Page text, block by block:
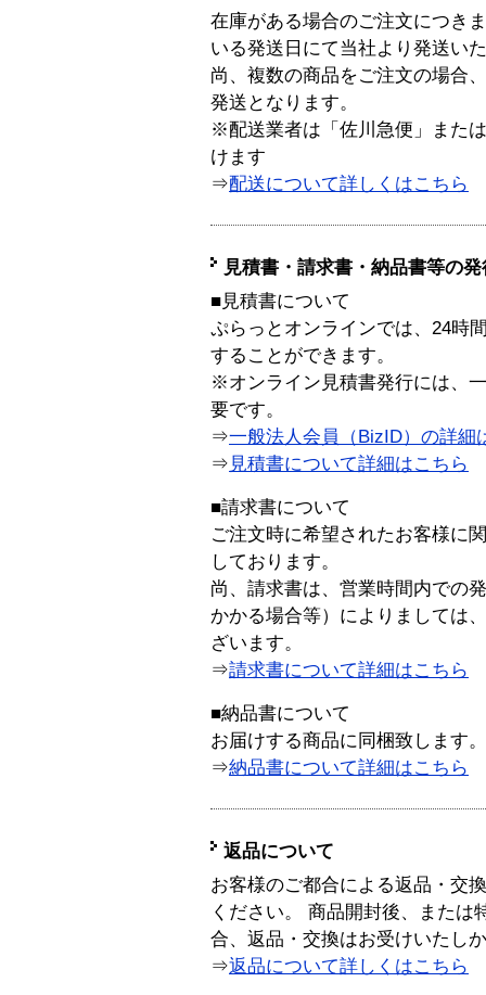
在庫がある場合のご注文につき
いる発送日にて当社より発送い
尚、複数の商品をご注文の場合
発送となります。
※配送業者は「佐川急便」また
けます
⇒配送について詳しくはこちら
見積書・請求書・納品書等の
■見積書について
ぷらっとオンラインでは、24時
することができます。
※オンライン見積書発行には、
要です。
⇒一般法人会員（BizID）の詳細
⇒ 見積書について詳細はこちら
■請求書について
ご注文時に希望されたお客様に
しております。
尚、請求書は、営業時間内での
かかる場合等）によりましては
ざいます。
⇒請求書について詳細はこちら
■納品書について
お届けする商品に同梱致します。
⇒納品書について詳細はこちら
返品について
お客様のご都合による返品・交
ください。 商品開封後、または
合、返品・交換はお受けいたし
⇒返品について詳しくはこちら